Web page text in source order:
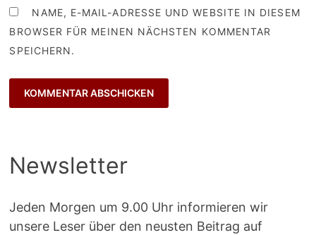
NAME, E-MAIL-ADRESSE UND WEBSITE IN DIESEM
BROWSER FÜR MEINEN NÄCHSTEN KOMMENTAR
SPEICHERN.
Newsletter
Jeden Morgen um 9.00 Uhr informieren wir
unsere Leser über den neusten Beitrag auf